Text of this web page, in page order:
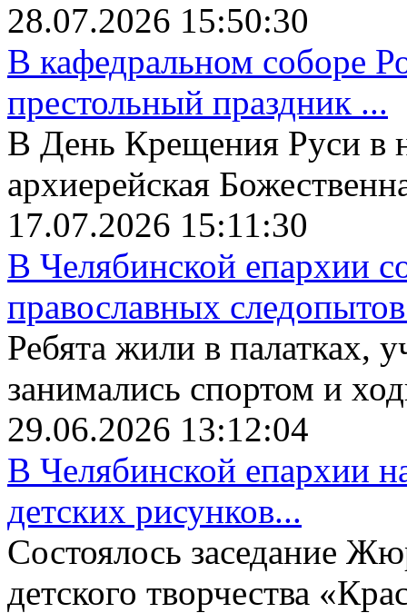
28.07.2026 15:50:30
В кафедральном соборе
престольный праздник ...
В День Крещения Руси в
архиерейская
17.07.2026 15:11:30
В Челябинской епархии
православных
Ребята жили в палатках,
занимались спортом и
29.06.2026 13:12:04
В Челябинской епархии
детских рисунков...
Состоялось заседание
детского творчества